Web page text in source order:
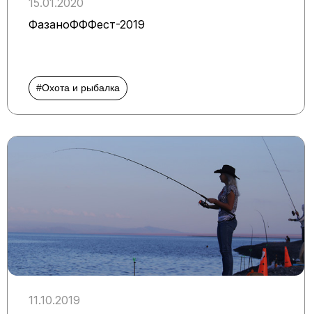
15.01.2020
ФазаноФФФест-2019
#Охота и рыбалка
11.10.2019